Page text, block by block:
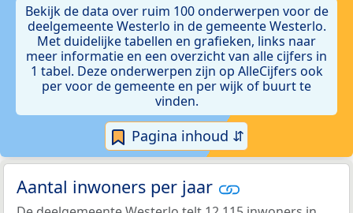
Bekijk de data over ruim 100 onderwerpen voor de
deelgemeente Westerlo in de gemeente Westerlo.
Met duidelijke tabellen en grafieken, links naar
meer informatie en een overzicht van alle cijfers in
1 tabel. Deze onderwerpen zijn op AlleCijfers ook
per voor de gemeente en per wijk of buurt te
vinden.
Pagina inhoud ⇵
Aantal inwoners per jaar